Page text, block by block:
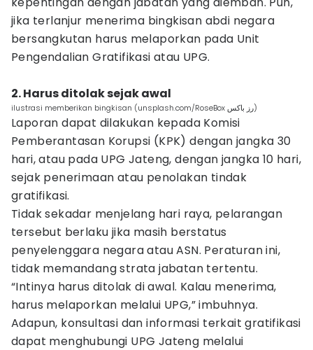
jika terlanjur menerima bingkisan abdi negara
bersangkutan harus melaporkan pada Unit
Pengendalian Gratifikasi atau UPG.
2. Harus ditolak sejak awal
ilustrasi memberikan bingkisan (unsplash.com/RoseBox رز باکس)
Laporan dapat dilakukan kepada Komisi
Pemberantasan Korupsi (KPK) dengan jangka 30
hari, atau pada UPG Jateng, dengan jangka 10 hari,
sejak penerimaan atau penolakan tindak
gratifikasi.
Tidak sekadar menjelang hari raya, pelarangan
tersebut berlaku jika masih berstatus
penyelenggara negara atau ASN. Peraturan ini,
tidak memandang strata jabatan tertentu.
“Intinya harus ditolak di awal. Kalau menerima,
harus melaporkan melalui UPG,” imbuhnya.
Adapun, konsultasi dan informasi terkait gratifikasi
dapat menghubungi UPG Jateng melalui